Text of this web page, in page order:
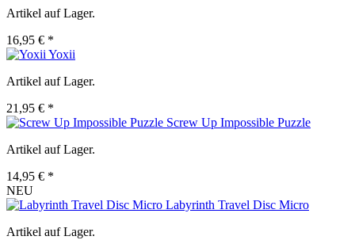
Artikel auf Lager.
16,95 € *
Yoxii
Artikel auf Lager.
21,95 € *
Screw Up Impossible Puzzle
Artikel auf Lager.
14,95 € *
NEU
Labyrinth Travel Disc Micro
Artikel auf Lager.